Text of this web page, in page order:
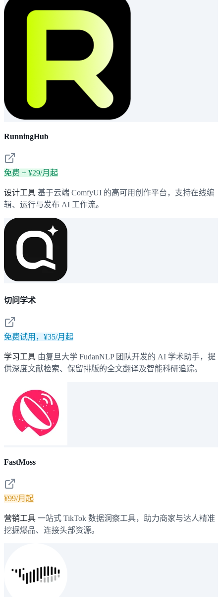
RunningHub
免费 + ¥29/月起
设计工具 基于云端 ComfyUI 的高可用创作平台，支持在线编
辑、运行与发布 AI 工作流。
切问学术
免费试用，¥35/月起
学习工具 由复旦大学 FudanNLP 团队开发的 AI 学术助手，提
供深度文献检索、保留排版的全文翻译及智能科研追踪。
FastMoss
¥99/月起
营销工具 一站式 TikTok 数据洞察工具，助力商家与达人精准
挖掘爆品、连接头部资源。